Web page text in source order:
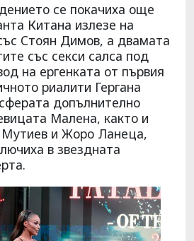
се покачиха още
Китана излезе на
Стоян Димов, а двамата
със секси салса под
на ергенката от първия
риалити Гергана
допълнително
Малена, както и
и Жоро Ланеца,
в звездната